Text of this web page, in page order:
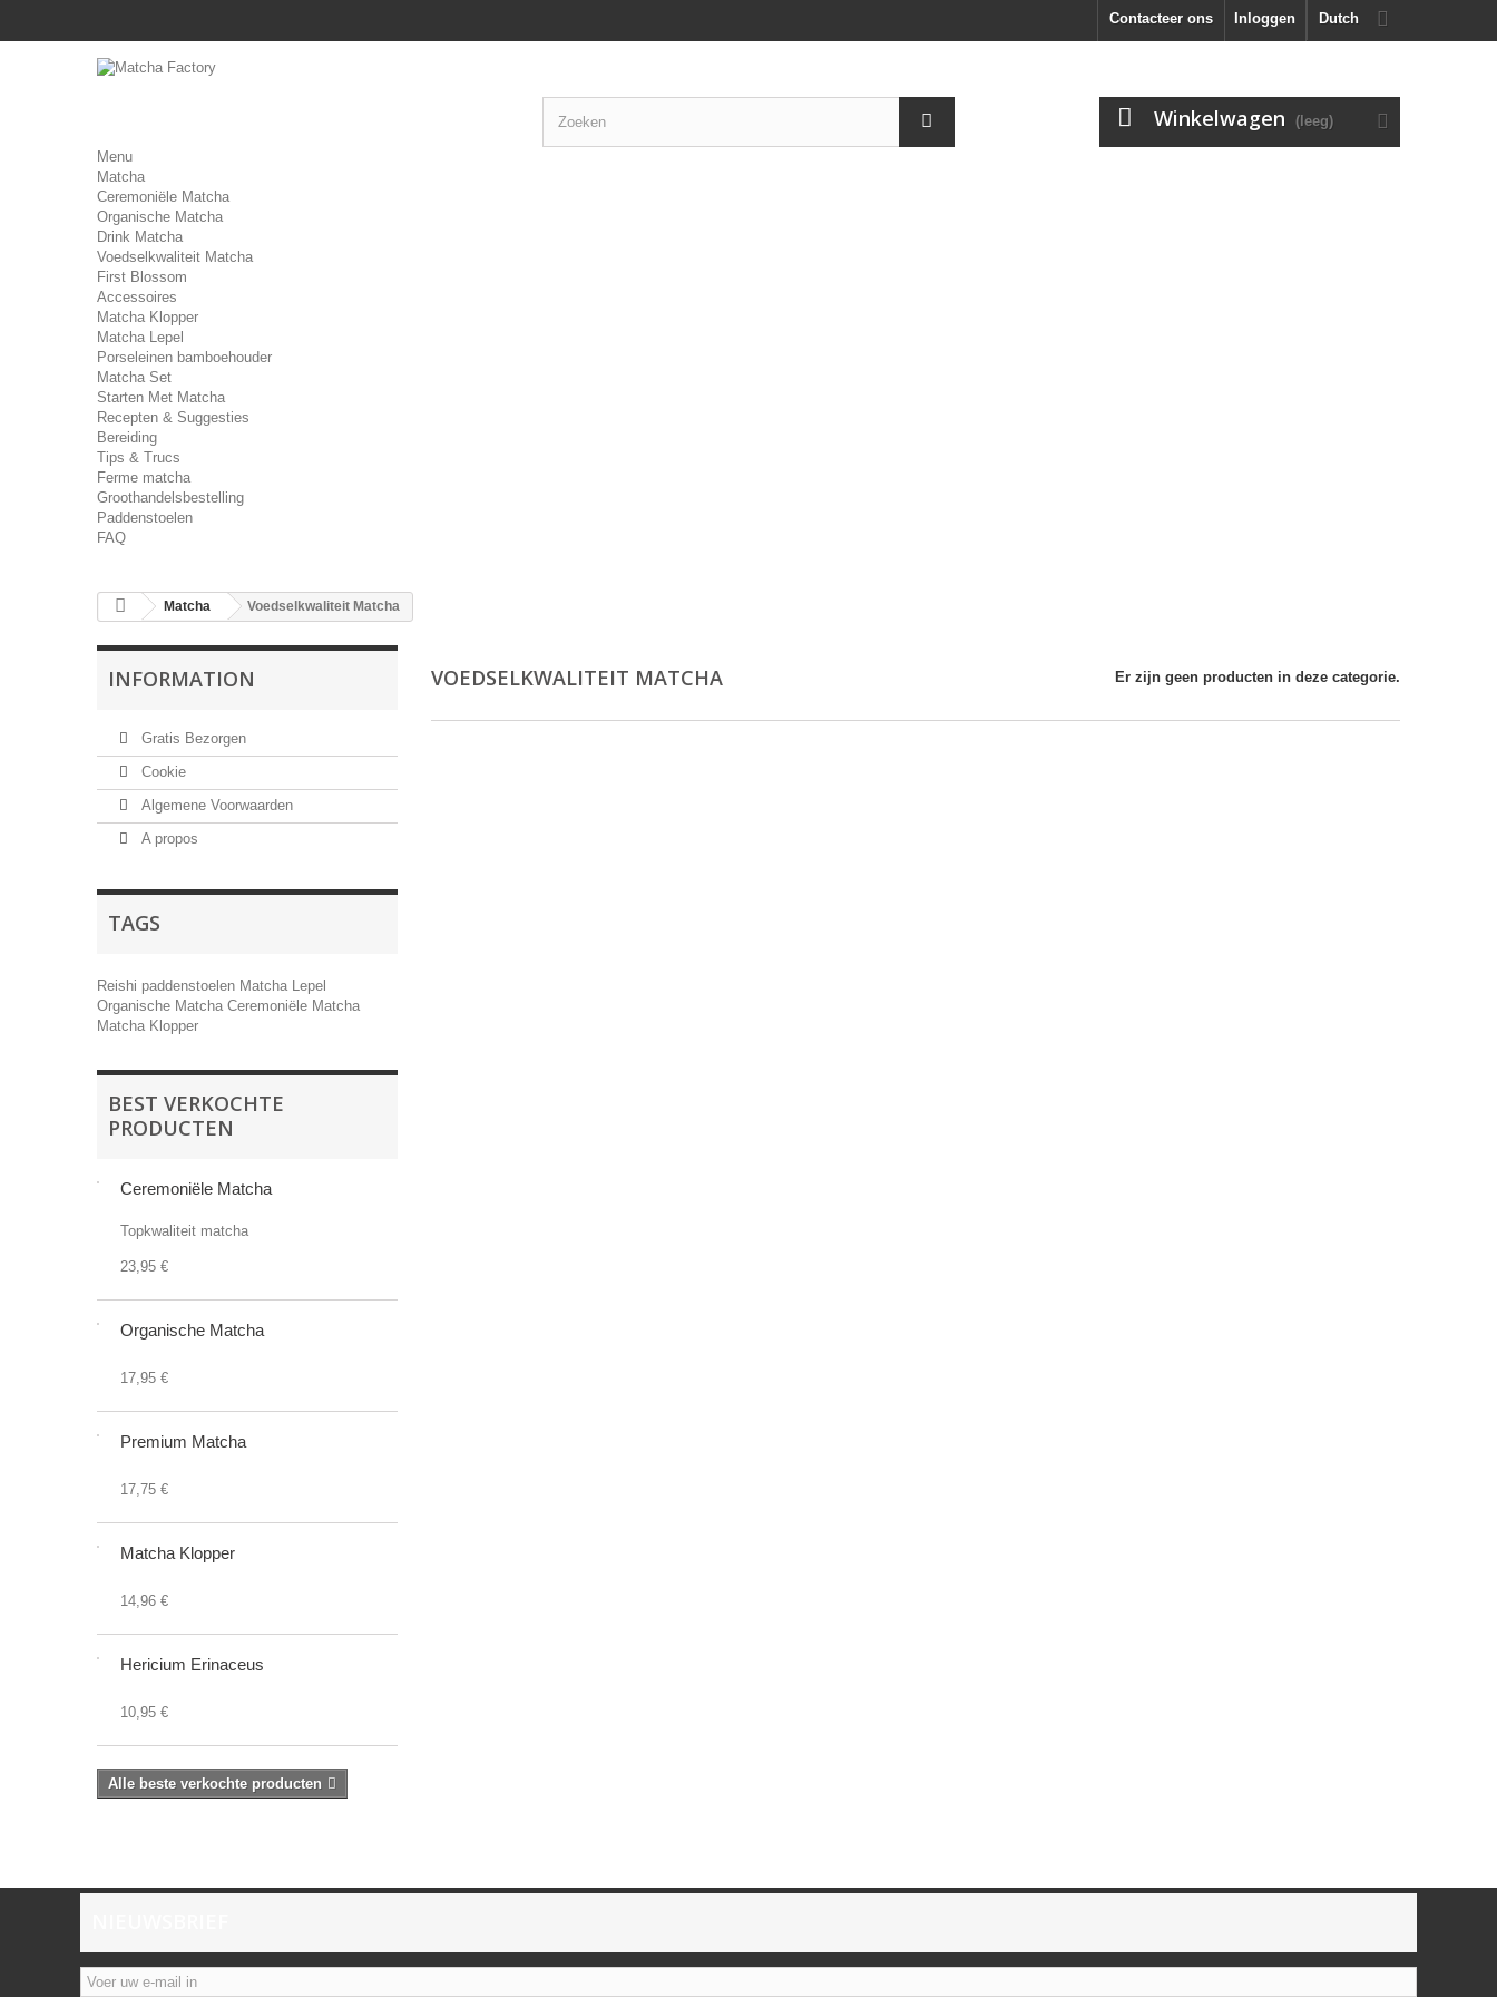
Dutch
Inloggen
Contacteer ons
Winkelwagen (leeg)
Menu
Matcha
Ceremoniële Matcha
Organische Matcha
Drink Matcha
Voedselkwaliteit Matcha
First Blossom
Accessoires
Matcha Klopper
Matcha Lepel
Porseleinen bamboehouder
Matcha Set
Starten Met Matcha
Recepten & Suggesties
Bereiding
Tips & Trucs
Ferme matcha
Groothandelsbestelling
Paddenstoelen
FAQ
Matcha Voedselkwaliteit Matcha
INFORMATION
Gratis Bezorgen
Cookie
Algemene Voorwaarden
A propos
TAGS
Reishi paddenstoelen Matcha Lepel
Organische Matcha Ceremoniële Matcha
Matcha Klopper
BEST VERKOCHTE
PRODUCTEN
Ceremoniële Matcha
Topkwaliteit matcha
23,95 €
Organische Matcha
17,95 €
Premium Matcha
17,75 €
Matcha Klopper
14,96 €
Hericium Erinaceus
10,95 €
Alle beste verkochte producten
VOEDSELKWALITEIT MATCHA Er zijn geen producten in deze categorie.